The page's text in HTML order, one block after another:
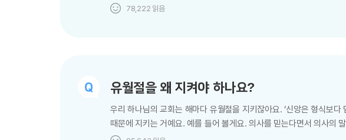
의미랑은 상관없이 전 세계인이 함께 즐기는 축제로 생각하는 것 같
78,222 읽음
유월절을 왜 지켜야 하나요?
우리 하나님의 교회는 해마다 유월절을 지키잖아요. ‘신앙은 형식보
때문에 지키는 거예요. 예를 들어 볼게요. 의사를 믿는다면서 의사의
있어요. 마찬가지로, 우리 죄인들이 구원자이신 하나님을 믿는다면